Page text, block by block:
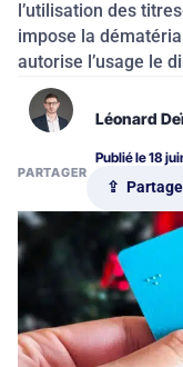
l’utilisation des
impose la
autorise l’usage le
Léonard
Publié le 18
PARTAGER
⇪